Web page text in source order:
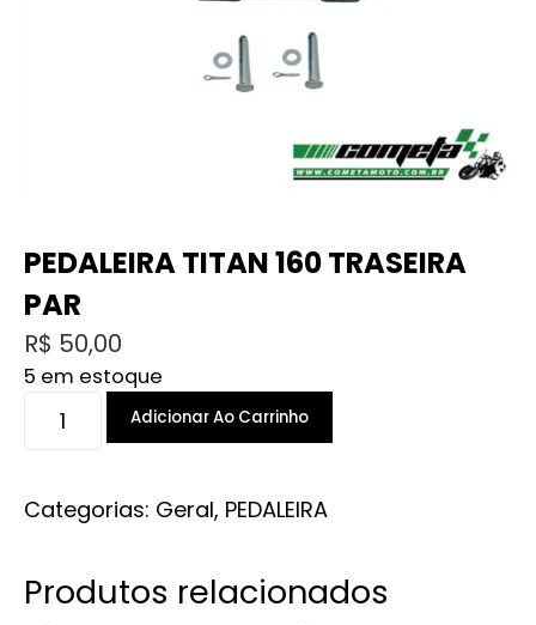
PEDALEIRA TITAN 160 TRASEIRA
PAR
R$ 50,00
5 em estoque
PEDALEIRA
TITAN
TRASEIRA
Adicionar Ao Carrinho
Categorias: Geral, PEDALEIRA
Produtos relacionados